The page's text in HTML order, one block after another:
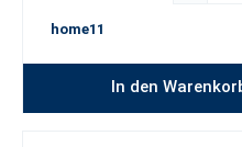
home11
In den